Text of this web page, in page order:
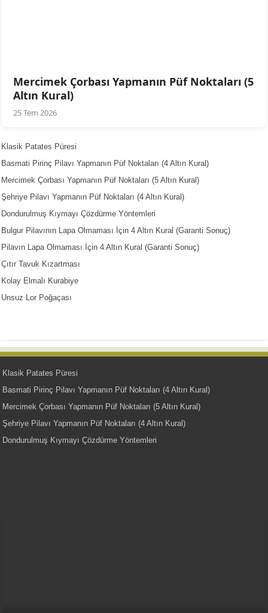
Mercimek Çorbası Yapmanın Püf Noktaları (5
Altın Kural)
25 Tem 2026
Klasik Patates Püresi
Basmati Pirinç Pilavı Yapmanın Püf Noktaları (4 Altın Kural)
Mercimek Çorbası Yapmanın Püf Noktaları (5 Altın Kural)
Şehriye Pilavı Yapmanın Püf Noktaları (4 Altın Kural)
Dondurulmuş Kıymayı Çözdürme Yöntemleri
Bulgur Pilavının Lapa Olmaması İçin 4 Altın Kural (Garanti Sonuç)
Pilavın Lapa Olmaması İçin 4 Altın Kural (Garanti Sonuç)
Çıtır Tavuk Kızartması
Kolay Elmalı Kurabiye
Unsuz Lor Poğaçası
Klasik Patates Püresi
Basmati Pirinç Pilavı Yapmanın Püf Noktaları (4 Altın Kural)
Mercimek Çorbası Yapmanın Püf Noktaları (5 Altın Kural)
Şehriye Pilavı Yapmanın Püf Noktaları (4 Altın Kural)
Dondurulmuş Kıymayı Çözdürme Yöntemleri